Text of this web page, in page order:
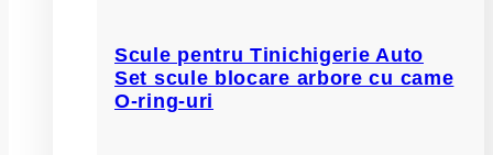
Scule pentru Tinichigerie Auto
Set scule blocare arbore cu came
O-ring-uri